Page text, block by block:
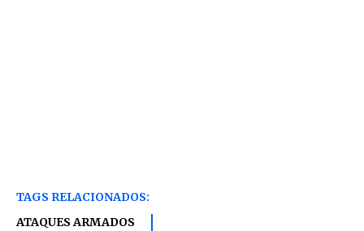
TAGS RELACIONADOS:
ATAQUES ARMADOS